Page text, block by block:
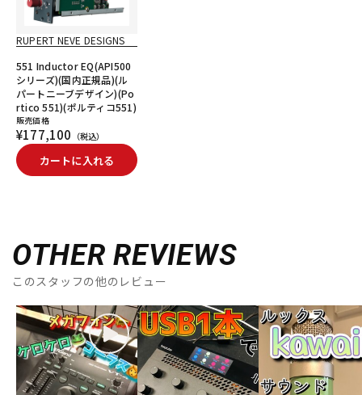
RUPERT NEVE DESIGNS
551 Inductor EQ(API500
シリーズ)(国内正規品)(ル
パートニーブデザイン)(Po
rtico 551)(ポルティコ551)
販売価格
¥177,100 （税込）
カートに入れる
OTHER REVIEWS
このスタッフの他のレビュー